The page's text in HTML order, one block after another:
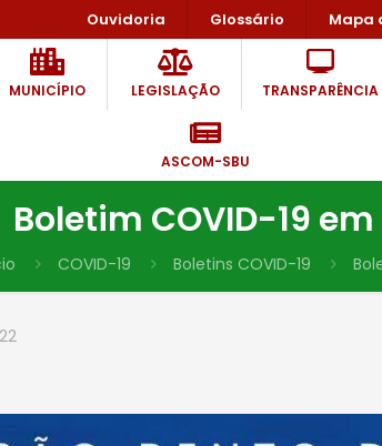
Ouvidoria Glossário Mapa
MUNICÍPIO LEGISLAÇÃO TRANSPARÊNCIA
ASCOM-SBU
Boletim COVID-19
COVID-19 Boletins COVID-19